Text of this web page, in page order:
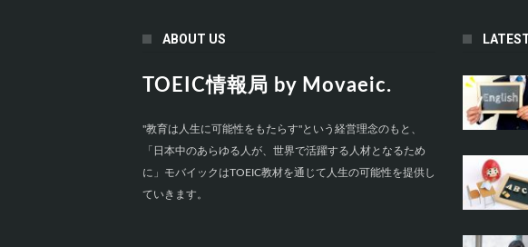
ABOUT US
TOEIC情報局 by Movaeic.
"教育は人生に可能性をもたらす"という経営理念のもと、
「日本中のあらゆる人が、世界で活躍する人材となるため
に」モバイックはTOEIC教材を通じて人生の可能性を提供し
ていきます。